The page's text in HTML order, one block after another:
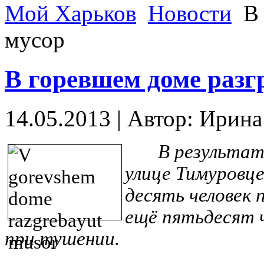
Мой Харьков Новости В
мусор
В горевшем доме
14.05.2013 | Автор:
В
улице
десять человек
ещё пятьдесят
при тушении.